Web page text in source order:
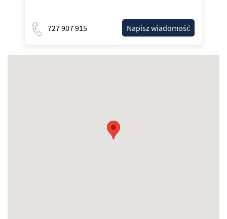
727 907 915 Napisz wiadomość